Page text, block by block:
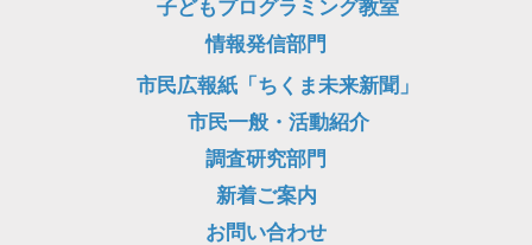
子どもプログラミング教室
情報発信部門
市民広報紙「ちくま未来新聞」
市民一般・活動紹介
調査研究部門
新着ご案内
お問い合わせ